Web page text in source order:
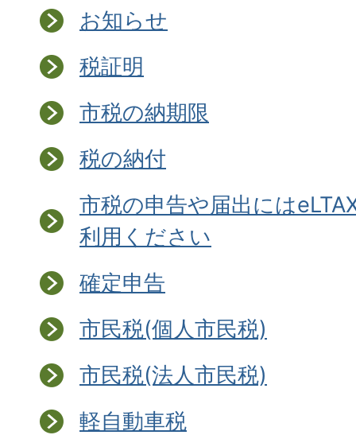
お知らせ
税証明
市税の納期限
税の納付
市税の申告や届出には
利用ください
確定申告
市民税(個人市民税)
市民税(法人市民税)
軽自動車税